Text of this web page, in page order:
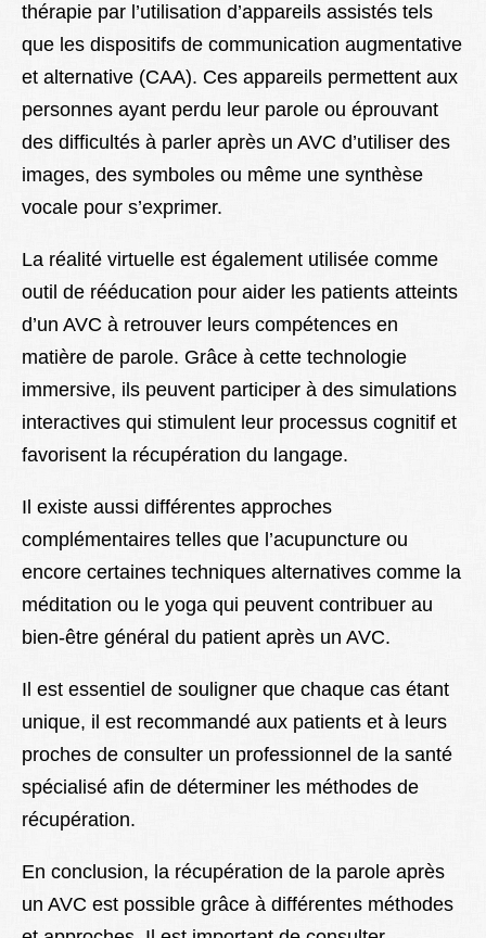
thérapie par l’utilisation d’appareils assistés tels
que les dispositifs de communication augmentative
et alternative (CAA). Ces appareils permettent aux
personnes ayant perdu leur parole ou éprouvant
des difficultés à parler après un AVC d’utiliser des
images, des symboles ou même une synthèse
vocale pour s’exprimer.
La réalité virtuelle est également utilisée comme
outil de rééducation pour aider les patients atteints
d’un AVC à retrouver leurs compétences en
matière de parole. Grâce à cette technologie
immersive, ils peuvent participer à des simulations
interactives qui stimulent leur processus cognitif et
favorisent la récupération du langage.
Il existe aussi différentes approches
complémentaires telles que l’acupuncture ou
encore certaines techniques alternatives comme la
méditation ou le yoga qui peuvent contribuer au
bien-être général du patient après un AVC.
Il est essentiel de souligner que chaque cas étant
unique, il est recommandé aux patients et à leurs
proches de consulter un professionnel de la santé
spécialisé afin de déterminer les méthodes de
récupération.
En conclusion, la récupération de la parole après
un AVC est possible grâce à différentes méthodes